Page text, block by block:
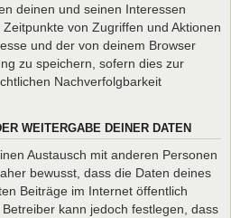
deinen und seinen Interessen
von Zugriffen und Aktionen
und der von deinem Browser
zu speichern, sofern dies zur
Nachverfolgbarkeit
WEITERGABE DEINER DATEN
Austausch mit anderen Personen
bewusst, dass die Daten deines
Beiträge im Internet öffentlich
kann jedoch festlegen, dass